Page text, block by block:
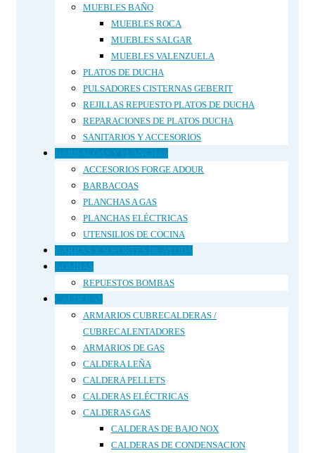
MUEBLES BAÑO
MUEBLES ROCA
MUEBLES SALGAR
MUEBLES VALENZUELA
PLATOS DE DUCHA
PULSADORES CISTERNAS GEBERIT
REJILLAS REPUESTO PLATOS DE DUCHA
REPARACIONES DE PLATOS DUCHA
SANITARIOS Y ACCESORIOS
BARBACOAS Y PLANCHAS
ACCESORIOS FORGE ADOUR
BARBACOAS
PLANCHAS A GAS
PLANCHAS ELÉCTRICAS
UTENSILIOS DE COCINA
BARRAS Y SOPORTES DE AYUDA
BOMBAS
REPUESTOS BOMBAS
CALDERAS
ARMARIOS CUBRECALDERAS /
CUBRECALENTADORES
ARMARIOS DE GAS
CALDERA LEÑA
CALDERA PELLETS
CALDERAS ELÉCTRICAS
CALDERAS GAS
CALDERAS DE BAJO NOX
CALDERAS DE CONDENSACION